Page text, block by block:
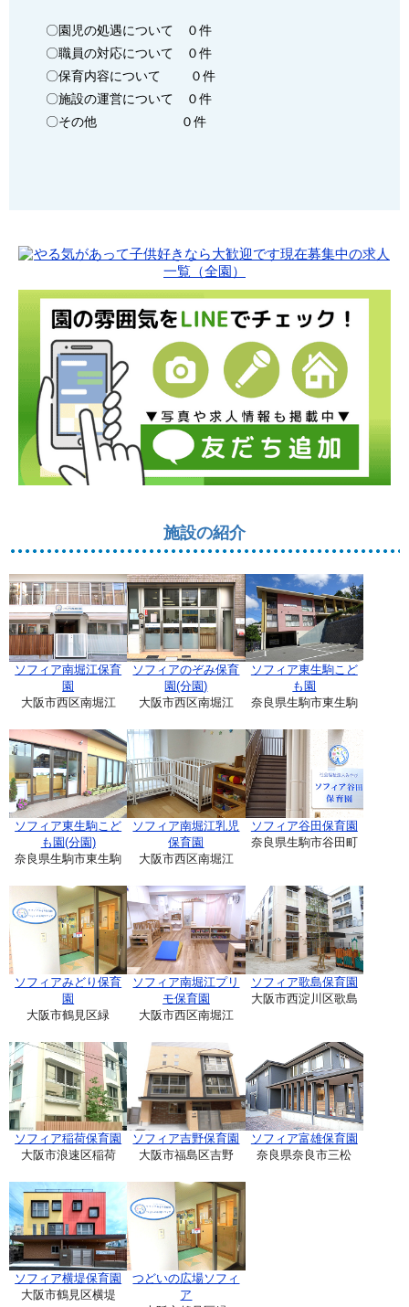
〇園児の処遇について ０件
〇職員の対応について ０件
〇保育内容について ０件
〇施設の運営について ０件
〇その他 ０件
施設の紹介
ソフィア南堀江保育
園
大阪市西区南堀江
ソフィアのぞみ保育
園(分園)
大阪市西区南堀江
ソフィア東生駒こど
も園
奈良県生駒市東生駒
ソフィア東生駒こど
も園(分園)
奈良県生駒市東生駒
ソフィア南堀江乳児
保育園
大阪市西区南堀江
ソフィア谷田保育園
奈良県生駒市谷田町
ソフィアみどり保育
園
大阪市鶴見区緑
ソフィア南堀江プリ
モ保育園
大阪市西区南堀江
ソフィア歌島保育園
大阪市西淀川区歌島
ソフィア稲荷保育園
大阪市浪速区稲荷
ソフィア吉野保育園
大阪市福島区吉野
ソフィア富雄保育園
奈良県奈良市三松
ソフィア横堤保育園
大阪市鶴見区横堤
つどいの広場ソフィ
ア